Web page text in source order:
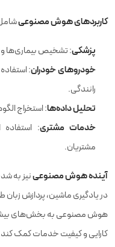
کاربردهای هوش مصنوعی
پزشکی: تشخیص بیماری‌ها و
خودروهای خودران:
رانندگی.
تحلیل داده‌ها: استخراج
خدمات مشتری:
مشتریان.
آینده هوش مصنوعینیز به
در یادگیری ماشین، پردازش
هوش مصنوعی به بخش‌های
کارایی و کیفیت خدمات کمک